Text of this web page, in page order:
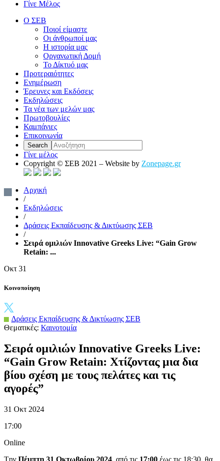
Γίνε Μέλος
Ο ΣΕΒ
Ποιοί είμαστε
Οι άνθρωποί μας
Η ιστορία μας
Οργανωτική Δομή
Το Δίκτυό μας
Προτεραιότητες
Ενημέρωση
Έρευνες και Εκδόσεις
Εκδηλώσεις
Τα νέα των μελών μας
Πρωτοβουλίες
Καμπάνιες
Επικοινωνία
Γίνε μέλος
Copyright © ΣΕΒ 2021 – Website by Zonepage.gr
Αρχική
/
Εκδηλώσεις
/
Δράσεις Εκπαίδευσης & Δικτύωσης ΣΕΒ
/
Σειρά ομιλιών Innovative Greeks Live: “Gain Grow
Retain: ...
Οκτ 31
Κοινοποίηση
Δράσεις Εκπαίδευσης & Δικτύωσης ΣΕΒ
Θεματικές: Καινοτομία
Σειρά ομιλιών Innovative Greeks Live:
“Gain Grow Retain: Χτίζοντας μια δια
βίου σχέση με τους πελάτες και τις
αγορές”
31 Οκτ 2024
17:00
Online